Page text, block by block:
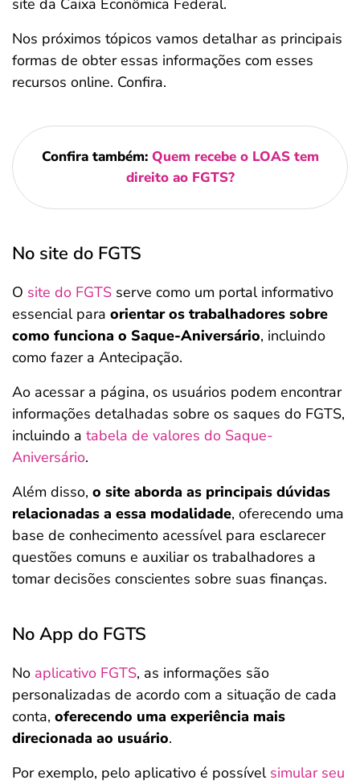
site da Caixa Econômica Federal.
Nos próximos tópicos vamos detalhar as principais
formas de obter essas informações com esses
recursos online. Confira.
Confira também: Quem recebe o LOAS tem
direito ao FGTS?
No site do FGTS
O site do FGTS serve como um portal informativo
essencial para orientar os trabalhadores sobre
como funciona o Saque-Aniversário, incluindo
como fazer a Antecipação.
Ao acessar a página, os usuários podem encontrar
informações detalhadas sobre os saques do FGTS,
incluindo a tabela de valores do Saque-
Aniversário.
Além disso, o site aborda as principais dúvidas
relacionadas a essa modalidade, oferecendo uma
base de conhecimento acessível para esclarecer
questões comuns e auxiliar os trabalhadores a
tomar decisões conscientes sobre suas finanças.
No App do FGTS
No aplicativo FGTS, as informações são
personalizadas de acordo com a situação de cada
conta, oferecendo uma experiência mais
direcionada ao usuário.
Por exemplo, pelo aplicativo é possívelsimular seu